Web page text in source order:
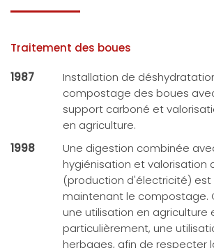
Traitement des boues
1987
Installation de
compostage des boues
support carboné et
en agriculture.
1998
Une digestion combinée
hygiénisation et valorisation
(production d'électricité) est
maintenant le compostage.
une utilisation en agriculture
particulièrement, une
herbages, afin de respecter